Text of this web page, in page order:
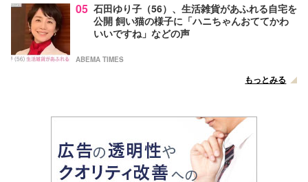
05 石田ゆり子（56）、生活雑貨があふれる自宅を
公開 飼い猫の様子に「ハニちゃんおててかわ
いいですね」などの声
ABEMA TIMES
もっとみる